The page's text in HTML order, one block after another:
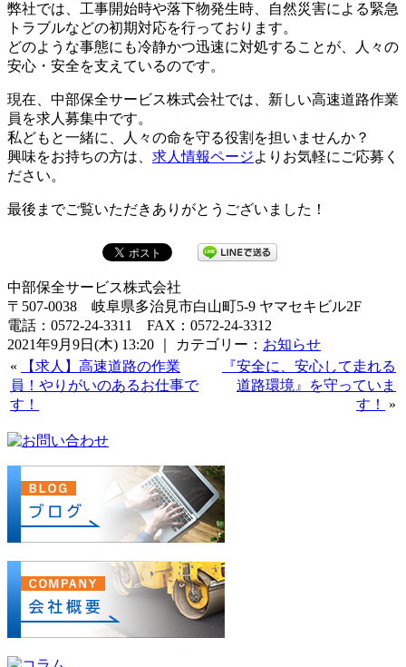
弊社では、工事開始時や落下物発生時、自然災害による緊急
トラブルなどの初期対応を行っております。
どのような事態にも冷静かつ迅速に対処することが、人々の
安心・安全を支えているのです。
現在、中部保全サービス株式会社では、新しい高速道路作業
員を求人募集中です。
私どもと一緒に、人々の命を守る役割を担いませんか？
興味をお持ちの方は、 求人情報ページよりお気軽にご応募く
ださい。
最後までご覧いただきありがとうございました！
中部保全サービス株式会社
〒507-0038 岐阜県多治見市白山町5-9 ヤマセキビル2F
電話：0572-24-3311 FAX：0572-24-3312
2021年9月9日(木) 13:20 ｜ カテゴリー： お知らせ
«
【求人】高速道路の作業
員！やりがいのあるお仕事で
す！
『安全に、安心して走れる
道路環境』を守っていま
す！
»